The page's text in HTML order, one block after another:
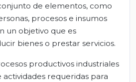
de elementos, como
procesos e insumos
un objetivo que es
bienes o prestar servicios.
productivos industriales
actividades requeridas para